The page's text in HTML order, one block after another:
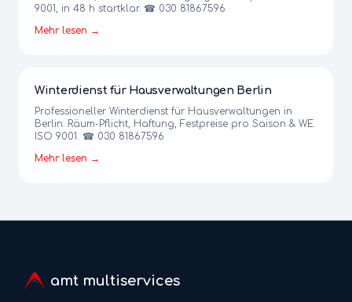
9001, in 48 h startklar. ☎ 030 81867596
Mehr lesen →
Winterdienst für Hausverwaltungen Berlin
Professioneller Winterdienst für Hausverwaltungen in
Berlin: Räum-Pflicht, Haftung, Festpreise pro Saison & WE.
ISO 9001. ☎ 030 81867596
Mehr lesen →
amt multiservices